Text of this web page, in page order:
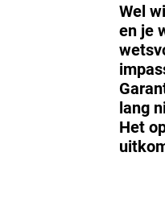
Wel
en je
lang
Het